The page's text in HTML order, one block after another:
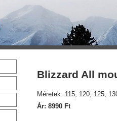
Blizzard All
Méretek: 115, 120, 125,
Ár: 8990 Ft